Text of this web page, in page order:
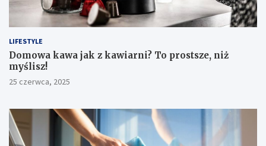
LIFESTYLE
​Domowa kawa jak z kawiarni? To prostsze, niż
myślisz!
25 czerwca, 2025